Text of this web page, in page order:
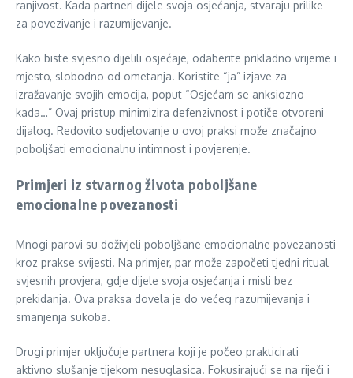
ranjivost. Kada partneri dijele svoja osjećanja, stvaraju prilike
za povezivanje i razumijevanje.
Kako biste svjesno dijelili osjećaje, odaberite prikladno vrijeme i
mjesto, slobodno od ometanja. Koristite “ja” izjave za
izražavanje svojih emocija, poput “Osjećam se anksiozno
kada…” Ovaj pristup minimizira defenzivnost i potiče otvoreni
dijalog. Redovito sudjelovanje u ovoj praksi može značajno
poboljšati emocionalnu intimnost i povjerenje.
Primjeri iz stvarnog života poboljšane
emocionalne povezanosti
Mnogi parovi su doživjeli poboljšane emocionalne povezanosti
kroz prakse svijesti. Na primjer, par može započeti tjedni ritual
svjesnih provjera, gdje dijele svoja osjećanja i misli bez
prekidanja. Ova praksa dovela je do većeg razumijevanja i
smanjenja sukoba.
Drugi primjer uključuje partnera koji je počeo prakticirati
aktivno slušanje tijekom nesuglasica. Fokusirajući se na riječi i